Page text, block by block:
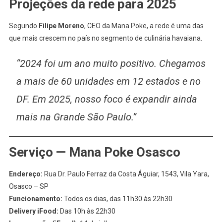
Projeções da rede para 2025
Segundo Filipe Moreno, CEO da Mana Poke, a rede é uma das
que mais crescem no país no segmento de culinária havaiana.
“2024 foi um ano muito positivo. Chegamos
a mais de 60 unidades em 12 estados e no
DF. Em 2025, nosso foco é expandir ainda
mais na Grande São Paulo.”
Serviço — Mana Poke Osasco
Endereço: Rua Dr. Paulo Ferraz da Costa Águiar, 1543, Vila Yara,
Osasco – SP
Funcionamento: Todos os dias, das 11h30 às 22h30
Delivery iFood: Das 10h às 22h30